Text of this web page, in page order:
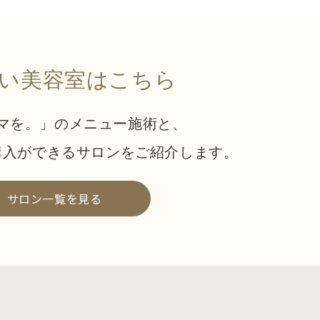
美容室はこちら
を。」のメニュー施術と、
ができるサロンをご紹介します。
サロン一覧を見る